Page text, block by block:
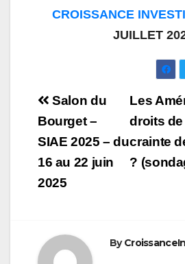
CROISSANCE
JUILLET
Navigation
de
l’article
Les
droits
crainte
?
Salon du
Bourget –
SIAE 2025 – du
16 au 22 juin
2025
By